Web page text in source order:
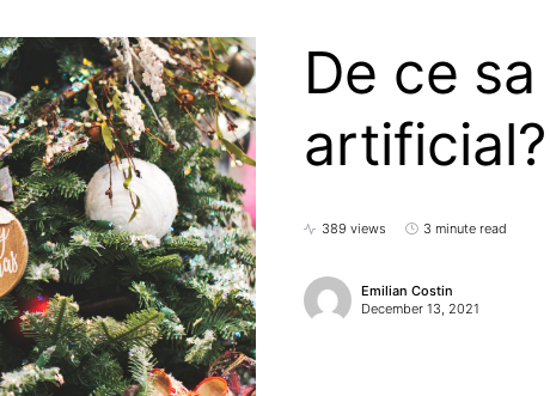
De ce
artificial?
389 views 3 minute read
Emilian Costin
December 13, 2021